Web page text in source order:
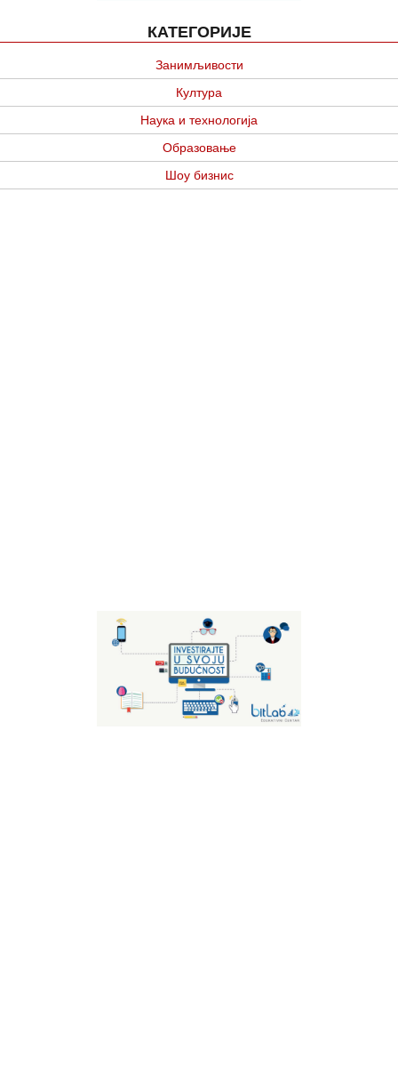
КАТЕГОРИЈЕ
Занимљивости
Култура
Наука и технологија
Образовање
Шоу бизнис